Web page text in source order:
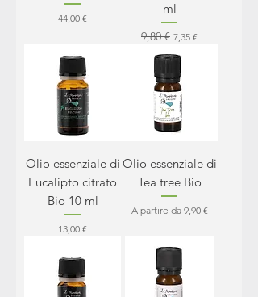
Prezzo
44,00 €
ml
Prezzo regolare
9,80 € Prezzo scontato
7,35 €
Olio essenziale di
Eucalipto citrato
Bio 10 ml
Prezzo
13,00 €
Olio essenziale di
Tea tree Bio
A partire da 9,90 €
Prezzo scontato